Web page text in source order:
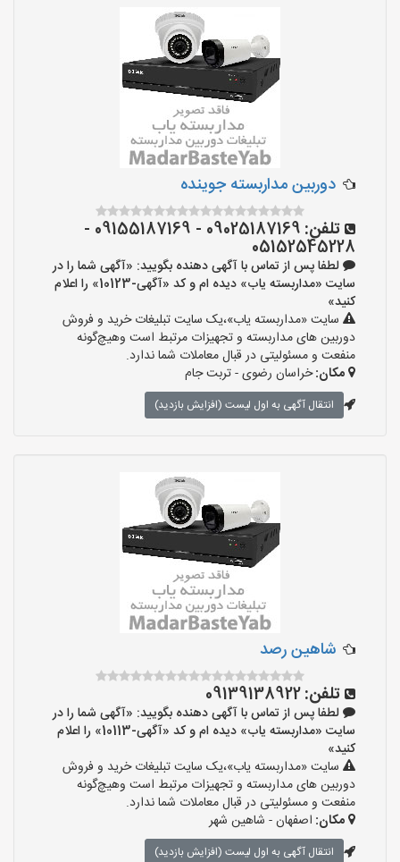
دوربین مداربسته جوینده
تلفن:
09025187169 - 09155187169 -
05152545228
لطفا پس از تماس با آگهی دهنده بگویید: «آگهی شما را در
سایت «مداربسته یاب» دیده ام و کد «آگهی-10123» را اعلام
کنید»
سایت «مداربسته یاب»،یک سایت تبلیغات خرید و فروش
دوربین های مداربسته و تجهیزات مرتبط است وهیچ‌گونه
منفعت و مسئولیتی در قبال معاملات شما ندارد.
مکان:خراسان رضوی - تربت جام
انتقال آگهی به اول لیست (افزایش بازدید)
شاهین رصد
تلفن:09139138922
لطفا پس از تماس با آگهی دهنده بگویید: «آگهی شما را در
سایت «مداربسته یاب» دیده ام و کد «آگهی-10113» را اعلام
کنید»
سایت «مداربسته یاب»،یک سایت تبلیغات خرید و فروش
دوربین های مداربسته و تجهیزات مرتبط است وهیچ‌گونه
منفعت و مسئولیتی در قبال معاملات شما ندارد.
مکان: اصفهان - شاهین شهر
انتقال آگهی به اول لیست (افزایش بازدید)